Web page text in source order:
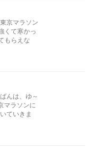
京マラソン
くて寒かっ
もらえな
んは、ゆ～
マラソンに
ていきま